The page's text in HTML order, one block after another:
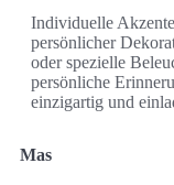
Individuelle
persönlicher
oder spezielle
persönliche
einzigartig und
Mas